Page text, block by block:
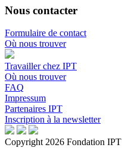
Nous contacter
Formulaire de contact
Où nous trouver
Travailler chez IPT
Où nous trouver
FAQ
Impressum
Partenaires IPT
Inscription à la newsletter
Copyright 2026 Fondation IPT